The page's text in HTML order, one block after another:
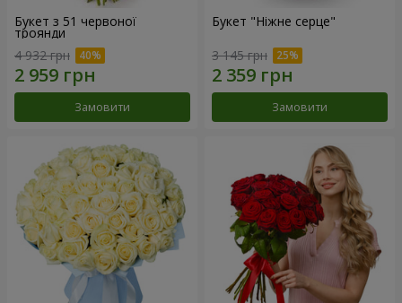
Букет з 51 червоної
троянди
4 932 грн
Замовити
Букет "Ніжне серце"
3 145 грн
Замовити